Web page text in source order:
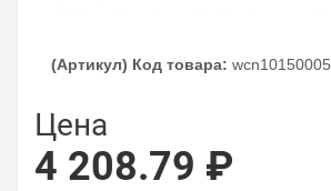
(Артикул) Код товара: wcn10150005
Цена
4 208.79 ₽